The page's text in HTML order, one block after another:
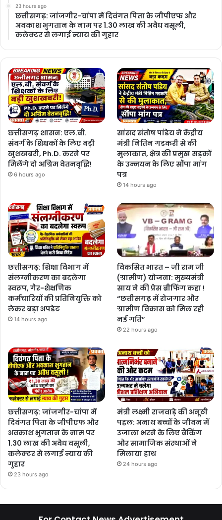
23 hours ago
छत्तीसगढ़: जांजगीर-चांपा में दिवंगत पिता के जीपीएफ और
अवकाश भुगतान के नाम पर 1.30 लाख की अवैध वसूली,
कलेक्टर से लगाई न्याय की गुहार
छत्तीसगढ़ शासन: एल.बी.
संवर्ग के शिक्षकों के लिए बड़ी
खुशखबरी, Ph.D. करने पर
मिलेंगे दो अग्रिम वेतनवृद्धि!
6 hours ago
सांसद संतोष पांडेय ने केंद्रीय
मंत्री नितिन गडकरी से की
मुलाकात, क्षेत्र की प्रमुख सड़कों
के उन्नयन के लिए सौंपा मांग
पत्र
14 hours ago
छत्तीसगढ़: शिक्षा विभाग में
संलग्नीकरण का बदलेगा
स्वरूप, गैर-शैक्षणिक
कर्मचारियों की प्रतिनियुक्ति को
लेकर बड़ा अपडेट
14 hours ago
विकसित भारत – जी राम जी
(ग्रामीण) योजना: मुख्यमंत्री
साय ने की प्रेस ब्रीफिंग कहा !
“छत्तीसगढ़ में रोजगार और
ग्रामीण विकास को मिल रही
नई गति”
22 hours ago
छत्तीसगढ़: जांजगीर-चांपा में
दिवंगत पिता के जीपीएफ और
अवकाश भुगतान के नाम पर
1.30 लाख की अवैध वसूली,
कलेक्टर से लगाई न्याय की
गुहार
23 hours ago
मंत्री लक्ष्मी राजवाड़े की अनूठी
पहल: अनाथ बच्चों के जीवन में
उजाला भरने के लिए बैंकिंग
और सामाजिक संस्थाओं ने
मिलाया हाथ
24 hours ago